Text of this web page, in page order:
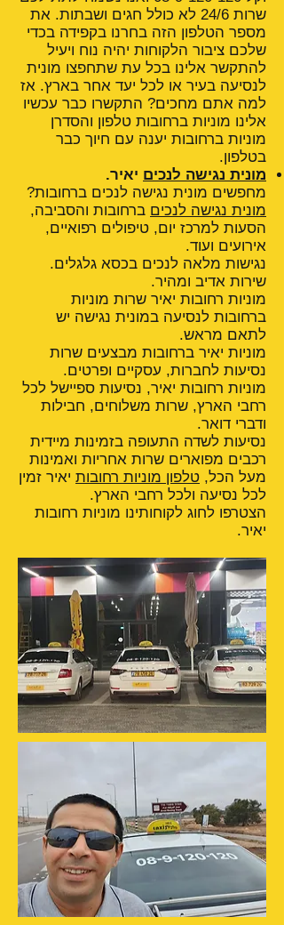
שרות 24/6 לא כולל חגים ושבתות. את
מספר הטלפון הזה בחרנו בקפידה בכדי
שלכם ציבור הלקוחות יהיה נוח ויעיל
להתקשר אלינו בכל עת שתחפצו מונית
לנסיעה בעיר או לכל יעד אחר בארץ. אז
למה אתם מחכים? התקשרו כבר עכשיו
אלינו מוניות ברחובות טלפון והסדרן
מוניות ברחובות יענה עם חיוך כבר
בטלפון.
מונית נגישה לנכים יאיר.
מחפשים מונית נגישה לנכים ברחובות?
מונית נגישה לנכים ברחובות והסביבה,
הסעות למרכז יום, טיפולים רפואיים,
אירועים ועוד.
נגישות מלאה לנכים בכסא גלגלים.
שירות אדיב ומהיר.
מוניות רחובות יאיר שרות מוניות
ברחובות לנסיעה במונית נגישה יש
לתאם מראש.
מוניות יאיר ברחובות מבצעים שרות
נסיעות לחברות, עסקיים ופרטים.
מוניות רחובות יאיר, נסיעות ספיישל לכל
רחבי הארץ, שרות משלוחים, חבילות
ודברי דואר.
נסיעות לשדה התעופה בזמינות מיידית
רכבים מפוארים שרות אחריות ואמינות
מעל הכל, טלפון מוניות רחובות יאיר זמין
לכל נסיעה ולכל רחבי הארץ.
הצטרפו לחוג לקוחותינו מוניות רחובות
יאיר.